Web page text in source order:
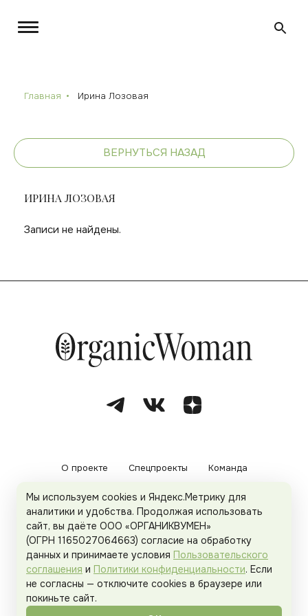
Главная Ирина Лозовая
ВЕРНУТЬСЯ НАЗАД
ИРИНА ЛОЗОВАЯ
Записи не найдены.
О проекте Спецпроекты Команда
Рекламодателям Политика конфиденциальности
Пользовательское соглашение
Organicwoman.ru . Все права защищены.
Мы используем cookies и Яндекс.Метрику для
аналитики и удобства. Продолжая использовать
сайт, вы даёте ООО «ОРГАНИКВУМЕН»
(ОГРН 1165027064663) согласие на обработку
данных и принимаете условия Пользовательского
соглашения и Политики конфиденциальности. Если
не согласны — отключите cookies в браузере или
покиньте сайт.